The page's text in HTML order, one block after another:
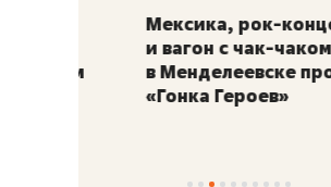
Мексика, рок-концерт
и вагон с чак-чаком: как
в Менделеевске прошла
«Гонка Героев»